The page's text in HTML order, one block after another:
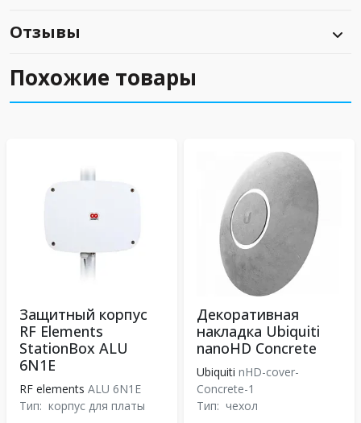
Отзывы
Похожие товары
Защитный корпус
RF Elements
StationBox ALU
6N1E
RF elements ALU 6N1E
Тип: корпус для платы
Декоративная
накладка Ubiquiti
nanoHD Concrete
Ubiquiti nHD-cover-
Concrete-1
Тип: чехол